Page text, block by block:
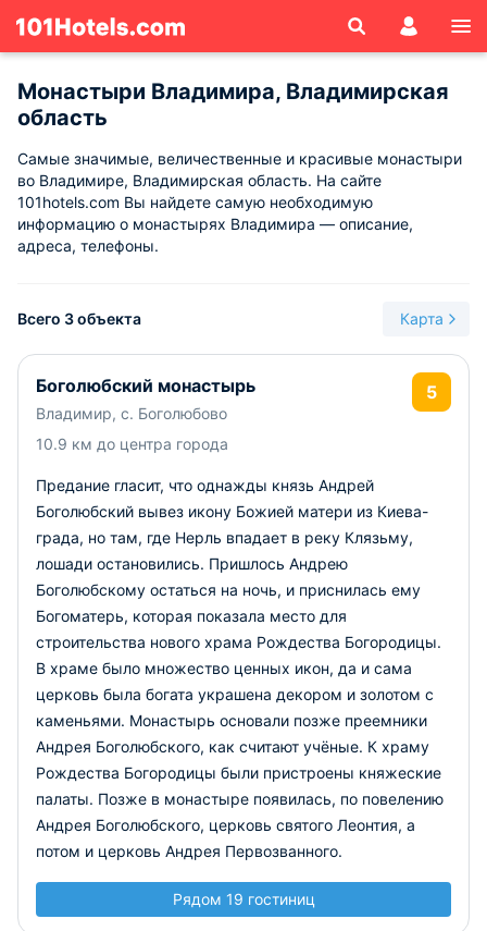
Монастыри Владимира, Владимирская
область
Самые значимые, величественные и красивые монастыри
во Владимире, Владимирская область. На сайте
101hotels.com Вы найдете самую необходимую
информацию о монастырях Владимира — описание,
адреса, телефоны.
Всего 3 объекта Карта
Боголюбский монастырь
Владимир, с. Боголюбово
10.9 км до центра города
5
Предание гласит, что однажды князь Андрей
Боголюбский вывез икону Божией матери из Киева-
града, но там, где Нерль впадает в реку Клязьму,
лошади остановились. Пришлось Андрею
Боголюбскому остаться на ночь, и приснилась ему
Богоматерь, которая показала место для
строительства нового храма Рождества Богородицы.
В храме было множество ценных икон, да и сама
церковь была богата украшена декором и золотом с
каменьями. Монастырь основали позже преемники
Андрея Боголюбского, как считают учёные. К храму
Рождества Богородицы были пристроены княжеские
палаты. Позже в монастыре появилась, по повелению
Андрея Боголюбского, церковь святого Леонтия, а
потом и церковь Андрея Первозванного.
Рядом 19 гостиниц